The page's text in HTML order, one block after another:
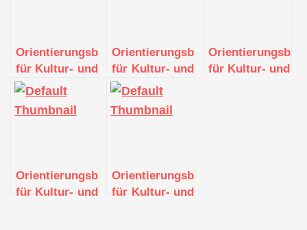
Orientierungsberatungen
für Kultur- und
Kreativschaffende
Orientierungsberatungen
für Kultur- und
Kreativschaffende
für Kultur- und
Orientierungsberatungen
für Kultur- und
Orientierungsberatungen
für Kultur- und